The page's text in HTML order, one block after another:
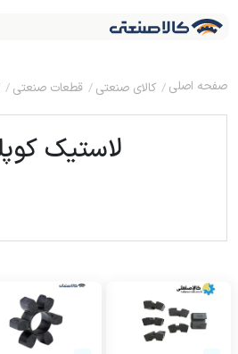
کالای صنعتی قطعات صنعتی
لاستیک